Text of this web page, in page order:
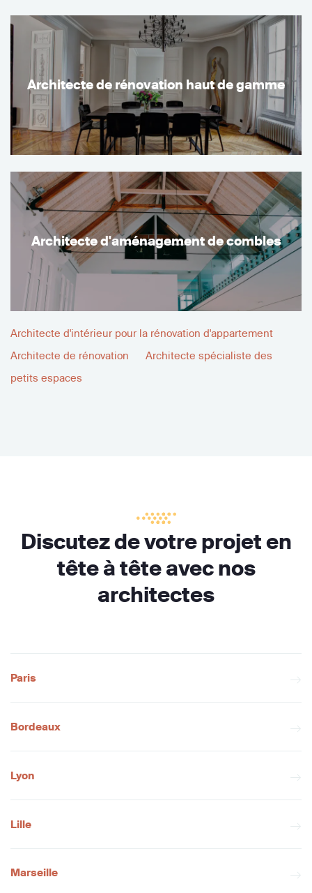
Architecte de rénovation haut de gamme
Architecte d'aménagement de combles
Architecte d'intérieur pour la rénovation d'appartement
Architecte de rénovation
Architecte spécialiste des
petits espaces
Discutez de votre projet en
tête à tête avec nos
architectes
Paris
Bordeaux
Lyon
Lille
Marseille